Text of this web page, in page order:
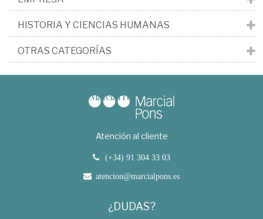
HISTORIA Y CIENCIAS HUMANAS
OTRAS CATEGORÍAS
Atención al cliente
(+34) 91 304 33 03
atencion@marcialpons.es
¿DUDAS?